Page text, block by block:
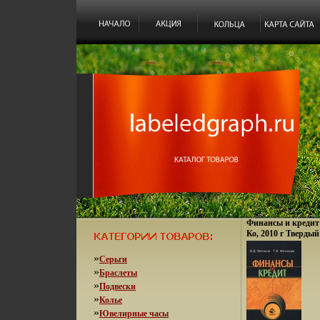
»Серьги
»Браслеты
»Подвески
»Колье
»Ювелирные часы
Финансы и
Ко, 2010 г
60x84/16